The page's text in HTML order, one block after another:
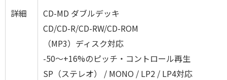
詳細
CD-MD ダブルデッキ
CD/CD-R/CD-RW/CD-ROM
（MP3）ディスク対応
-50～+16%のピッチ・コントロール再生
SP（ステレオ） / MONO / LP2 / LP4対応